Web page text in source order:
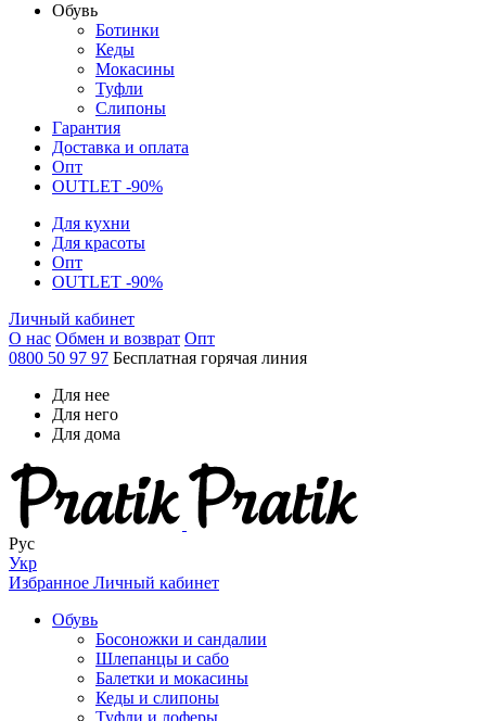
Обувь
Ботинки
Кеды
Мокасины
Туфли
Слипоны
Гарантия
Доставка и оплата
Опт
OUTLET -90%
Для кухни
Для красоты
Опт
OUTLET -90%
Личный кабинет
О нас Обмен и возврат Опт
0800 50 97 97 Бесплатная горячая линия
Для нее
Для него
Для дома
Рус
Укр
Избранное Личный кабинет
Обувь
Босоножки и сандалии
Шлепанцы и сабо
Балетки и мокасины
Кеды и слипоны
Туфли и лоферы